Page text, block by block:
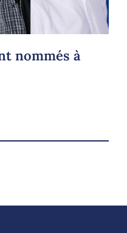
nommés à